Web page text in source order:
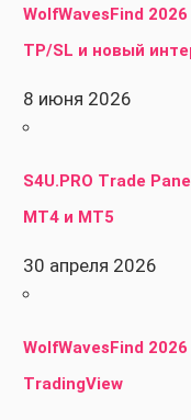
WolfWavesFind
TP/SL и новый
8 июня 2026
S4U.PRO Trade
MT4 и MT5
30 апреля 2026
WolfWavesFind
TradingView